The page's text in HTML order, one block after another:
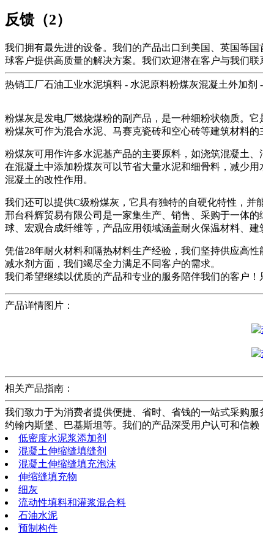
反馈（2）
我们拥有最先进的设备。我们的产品出口到美国、英国等国
球客户提供高质量的解决方案。我们欢迎潜在客户与我们联
热销工厂石油工业水泥填料 - 水泥原料粉煤灰混凝土外加剂 -
粉煤灰是发电厂燃烧煤粉的副产品，是一种细粉状物质。
粉煤灰可作为混合水泥、马赛克瓷砖和空心砖等建筑材料
粉煤灰可用作许多水泥基产品的主要原料，如浇筑混凝土、
在混凝土中添加粉煤灰可以节省大量水泥和细骨料，减少
混凝土的改性作用。
我们还可以提供C级粉煤灰，它具有独特的自硬化特性，并
邢台科辉贸易有限公司是一家集生产、销售、采购于一体
球、宏观合成纤维等，产品应用领域涵盖耐火保温材料、
凭借28年耐火材料和隔热材料生产经验，我们坚持供应高
减水剂方面，我们竭尽全力满足不同客户的需求。
我们希望继续以优质的产品和专业的服务陪伴我们的客户！
产品详情图片：
相关产品指南：
我们致力于为消费者提供便捷、省时、省钱的一站式采购
约翰内斯堡、巴基斯坦等。我们的产品深受用户认可和信
低密度水泥浆添加剂
混凝土伸缩缝填缝剂
混凝土伸缩缝填充泡沫
伸缩缝填充物
细灰
流动性填料和灌浆混合料
石油水泥
预制构件